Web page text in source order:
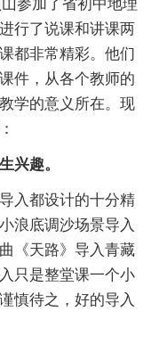
参加了省初中地理
行了说课和讲课两
都非常精彩。他们
件，从各个教师的
学的意义所在。现
兴趣。
入都设计的十分精
浪底调沙场景导入
《天路》导入青藏
只是整堂课一个小
慎待之，好的导入